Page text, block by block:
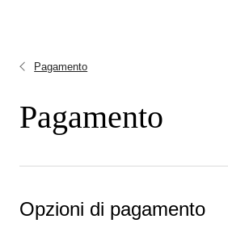
Pagamento
Pagamento
Opzioni di pagamento